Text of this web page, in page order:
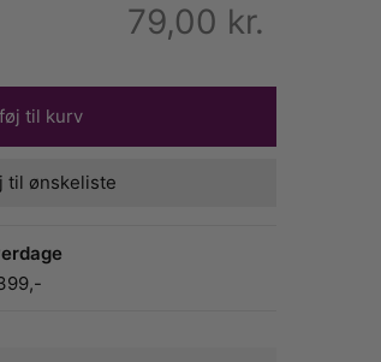
79,00 kr.
til kurv
til ønskeliste